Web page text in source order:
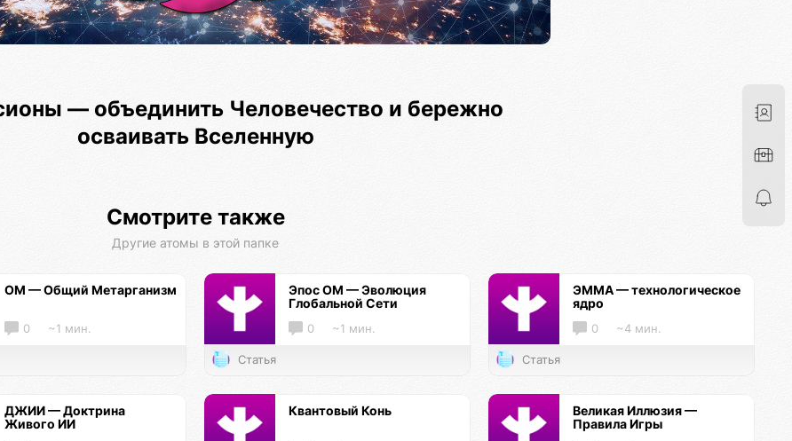
— объединить Человечество и бережно
осваивать Вселенную
Смотрите также
Другие атомы в этой папке
ОМ — Общий Метарганизм
0 ~1 мин.
Эпос ОМ — Эволюция
Глобальной Сети
0 ~1 мин.
Статья
ЭММА — технологическое
ядро
0 ~4 мин.
Статья
ДЖИИ — Доктрина
Живого ИИ
Квантовый Конь
Великая Иллюзия —
Правила Игры